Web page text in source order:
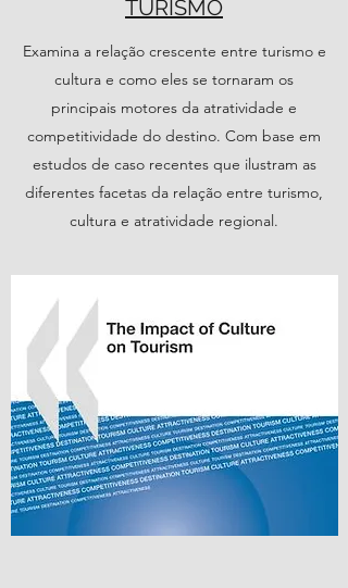
TURISMO
Examina a relação crescente entre turismo e
cultura e como eles se tornaram os
principais motores da atratividade e
competitividade do destino. Com base em
estudos de caso recentes que ilustram as
diferentes facetas da relação entre turismo,
cultura e atratividade regional.